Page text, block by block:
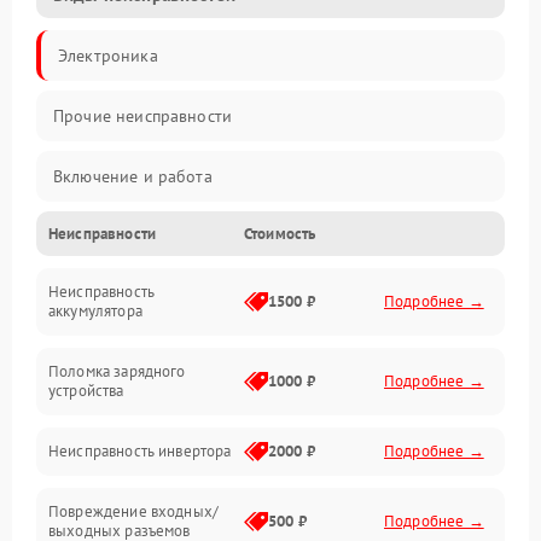
Электроника
Прочие неисправности
Включение и работа
Работа с нагрузкой
Звук и индикация
Неисправности Стоимость
Неисправность
аккумулятора
1500 ₽ Подробнее →
Поломка зарядного
устройства
1000 ₽ Подробнее →
Неисправность инвертора 2000 ₽ Подробнее →
Повреждение входных/
выходных разъемов
500 ₽ Подробнее →